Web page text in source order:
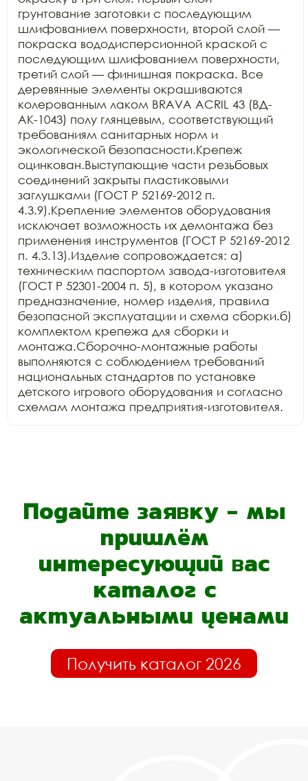
грунтование заготовки с последующим
шлифованием поверхности, второй слой —
покраска вододисперсионной краской с
последующим шлифованием поверхности,
третий слой — финишная покраска. Все
деревянные элементы окрашиваются
колерованным лаком BRAVA ACRIL 43 (ВД-
АК-1043) полу глянцевым, соответствующий
требованиям санитарных норм и
экологической безопасности.Крепеж
оцинкован.Выступающие части резьбовых
соединений закрыты пластиковыми
заглушками (ГОСТ Р 52169-2012 п.
4.3.9).Крепление элементов оборудования
исключает возможность их демонтажа без
применения инструментов (ГОСТ Р 52169-2012
п. 4.3.13).Изделие сопровождается: а)
техническим паспортом завода-изготовителя
(ГОСТ Р 52301-2004 п. 5), в котором указано
предназначение, номер изделия, правила
безопасной эксплуатации и схема сборки.б)
комплектом крепежа для сборки и
монтажа.Сборочно-монтажные работы
выполняются с соблюдением требований
национальных стандартов по установке
детского игрового оборудования и согласно
схемам монтажа предприятия-изготовителя.
Подайте заявку - мы
пришлём
интересующий вас
каталог с
актуальными ценами
Получить каталог 2026